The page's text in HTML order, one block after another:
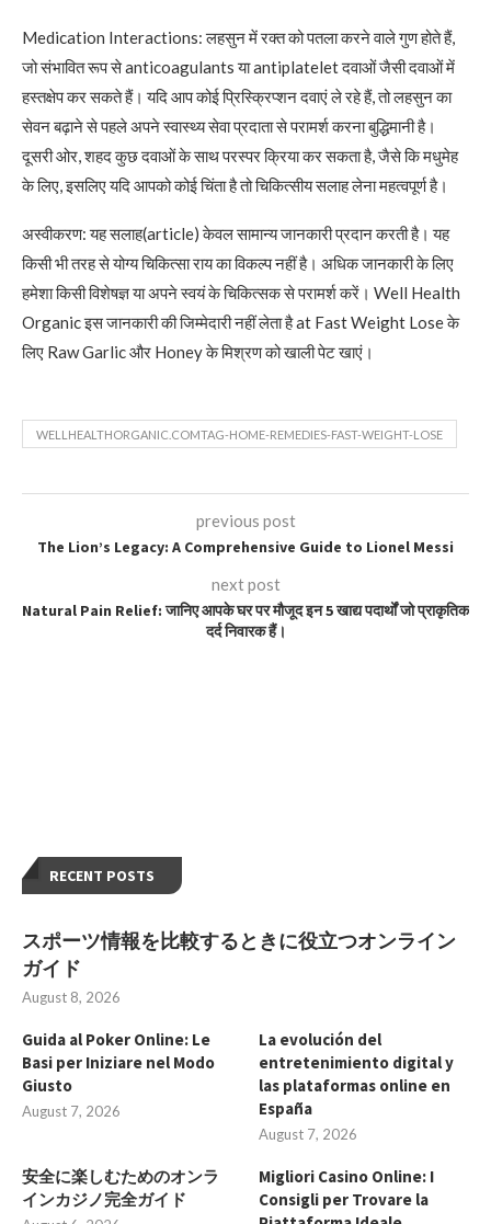
Medication Interactions: लहसुन में रक्त को पतला करने वाले गुण होते हैं,
जो संभावित रूप से anticoagulants या antiplatelet दवाओं जैसी दवाओं में
हस्तक्षेप कर सकते हैं। यदि आप कोई प्रिस्क्रिप्शन दवाएं ले रहे हैं, तो लहसुन का
सेवन बढ़ाने से पहले अपने स्वास्थ्य सेवा प्रदाता से परामर्श करना बुद्धिमानी है।
दूसरी ओर, शहद कुछ दवाओं के साथ परस्पर क्रिया कर सकता है, जैसे कि मधुमेह
के लिए, इसलिए यदि आपको कोई चिंता है तो चिकित्सीय सलाह लेना महत्वपूर्ण है।
अस्वीकरण: यह सलाह(article) केवल सामान्य जानकारी प्रदान करती है। यह
किसी भी तरह से योग्य चिकित्सा राय का विकल्प नहीं है। अधिक जानकारी के लिए
हमेशा किसी विशेषज्ञ या अपने स्वयं के चिकित्सक से परामर्श करें। Well Health
Organic इस जानकारी की जिम्मेदारी नहीं लेता है at Fast Weight Lose के
लिए Raw Garlic और Honey के मिश्रण को खाली पेट खाएं।
WELLHEALTHORGANIC.COMTAG-HOME-REMEDIES-FAST-WEIGHT-LOSE
previous post
The Lion’s Legacy: A Comprehensive Guide to Lionel Messi
next post
Natural Pain Relief: जानिए आपके घर पर मौजूद इन 5 खाद्य पदार्थों जो प्राकृतिक
दर्द निवारक हैं।
RECENT POSTS
スポーツ情報を比較するときに役立つオンライン
ガイド
August 8, 2026
Guida al Poker Online: Le
Basi per Iniziare nel Modo
Giusto
August 7, 2026
La evolución del
entretenimiento digital y
las plataformas online en
España
August 7, 2026
安全に楽しむためのオンラ
インカジノ完全ガイド
Migliori Casino Online: I
Consigli per Trovare la